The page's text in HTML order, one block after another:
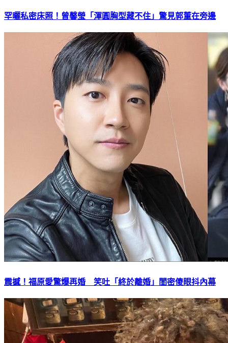
罕曬私密床照！曾馨瑩「渾圓胸型藏不住」驚見郭董在旁邊
震撼！福原愛驚爆再婚 笑吐「終於離婚」閨密傻眼抖內幕